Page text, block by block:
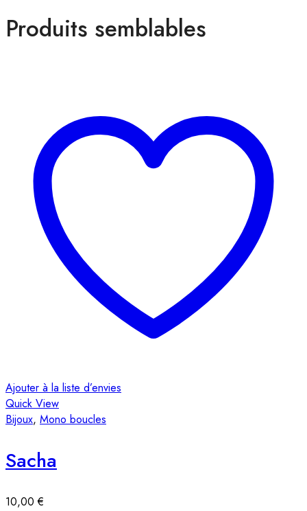
Produits semblables
Ajouter à la liste d’envies
Quick View
Bijoux, Mono boucles
Sacha
10,00€